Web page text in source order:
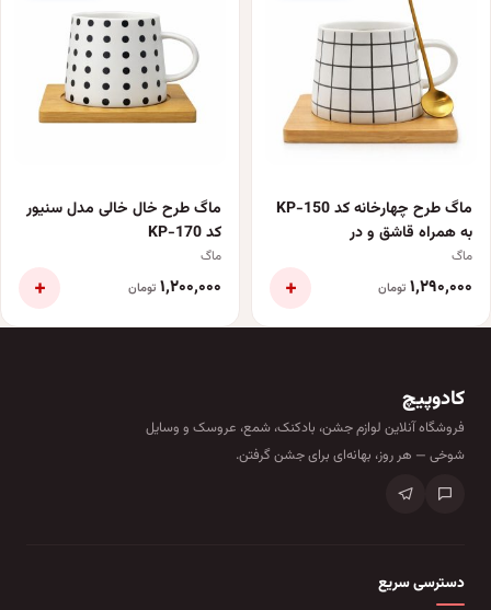
ماگ طرح چهارخانه کد KP-150
به همراه قاشق و در
ماگ
۱٬۲۹۰٬۰۰۰ تومان +
ماگ طرح خال خالی مدل سنیور
کد KP-170
ماگ
۱٬۲۰۰٬۰۰۰ تومان +
کادوپیچ
فروشگاه آنلاین لوازم جشن، بادکنک، شمع، عروسک و وسایل
شوخی — هر روز، بهانه‌ای برای جشن گرفتن.
دسترسی سریع